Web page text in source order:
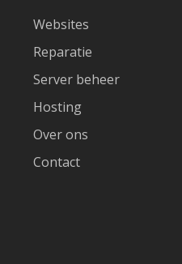
Websites
Reparatie
Server beheer
Hosting
Over ons
Contact